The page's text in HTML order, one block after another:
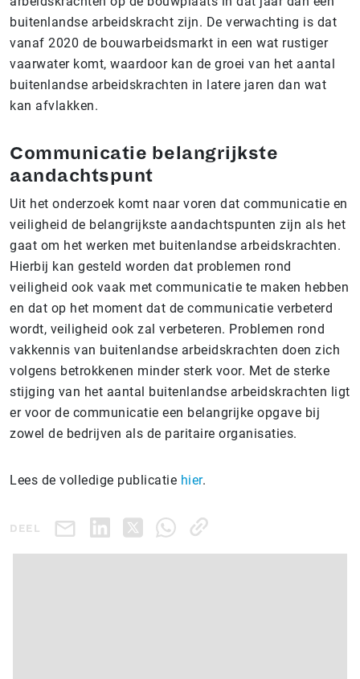
buitenlandse arbeidskracht zijn. De verwachting is dat
vanaf 2020 de bouwarbeidsmarkt in een wat rustiger
vaarwater komt, waardoor kan de groei van het aantal
buitenlandse arbeidskrachten in latere jaren dan wat
kan afvlakken.
Communicatie belangrijkste
aandachtspunt
Uit het onderzoek komt naar voren dat communicatie en
veiligheid de belangrijkste aandachtspunten zijn als het
gaat om het werken met buitenlandse arbeidskrachten.
Hierbij kan gesteld worden dat problemen rond
veiligheid ook vaak met communicatie te maken hebben
en dat op het moment dat de communicatie verbeterd
wordt, veiligheid ook zal verbeteren. Problemen rond
vakkennis van buitenlandse arbeidskrachten doen zich
volgens betrokkenen minder sterk voor. Met de sterke
stijging van het aantal buitenlandse arbeidskrachten ligt
er voor de communicatie een belangrijke opgave bij
zowel de bedrijven als de paritaire organisaties.
Lees de volledige publicatie hier.
DEEL